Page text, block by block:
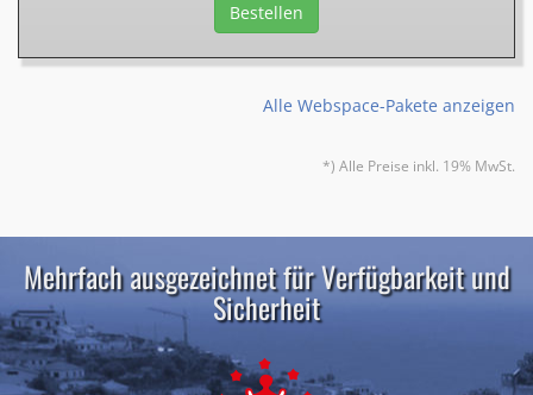
Bestellen
Alle Webspace-Pakete anzeigen
*) Alle Preise inkl. 19% MwSt.
Mehrfach ausgezeichnet für Verfügbarkeit und
Sicherheit